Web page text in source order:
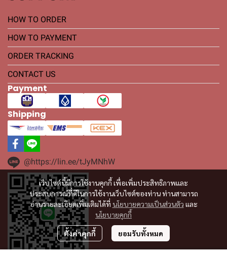
เว็บไซต์นี้มีการใช้งานคุกกี้ เพื่อเพิ่มประสิทธิภาพและ
ประสบการณ์ที่ดีในการใช้งานเว็บไซต์ของท่าน ท่านสามารถ
อ่านรายละเอียดเพิ่มเติมได้ที่ นโยบายความเป็นส่วนตัว และ
นโยบายคุกกี้
ตั้งค่าคุกกี้ ยอมรับทั้งหมด
HOW TO ORDER
HOW TO PAYMENT
ORDER TRACKING
CONTACT US
Payment
Shipping
@https://lin.ee/tJyMNhW